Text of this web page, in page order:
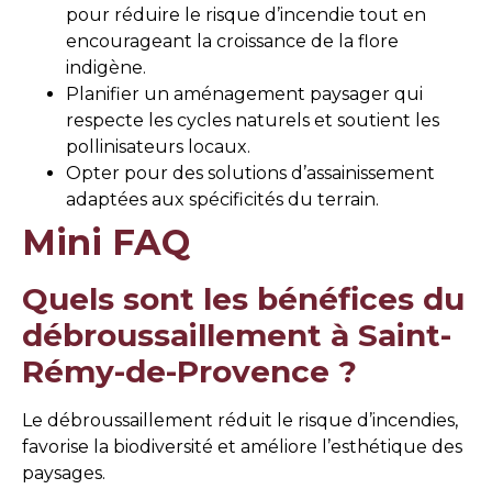
pour réduire le risque d’incendie tout en
encourageant la croissance de la flore
indigène.
Planifier un aménagement paysager qui
respecte les cycles naturels et soutient les
pollinisateurs locaux.
Opter pour des solutions d’assainissement
adaptées aux spécificités du terrain.
Mini FAQ
Quels sont les bénéfices du
débroussaillement à Saint-
Rémy-de-Provence ?
Le débroussaillement réduit le risque d’incendies,
favorise la biodiversité et améliore l’esthétique des
paysages.